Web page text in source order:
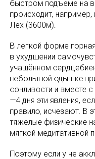
быстром подъеме на
происходит,
Лех (3600м).
В легкой форме
в ухудшении
учащённом
небольшой одышке
сонливости и вместе
—4 дня эти явления,
правило, исчезают. В
тяжелые физические
мягкой медитативной
Поэтому если у не